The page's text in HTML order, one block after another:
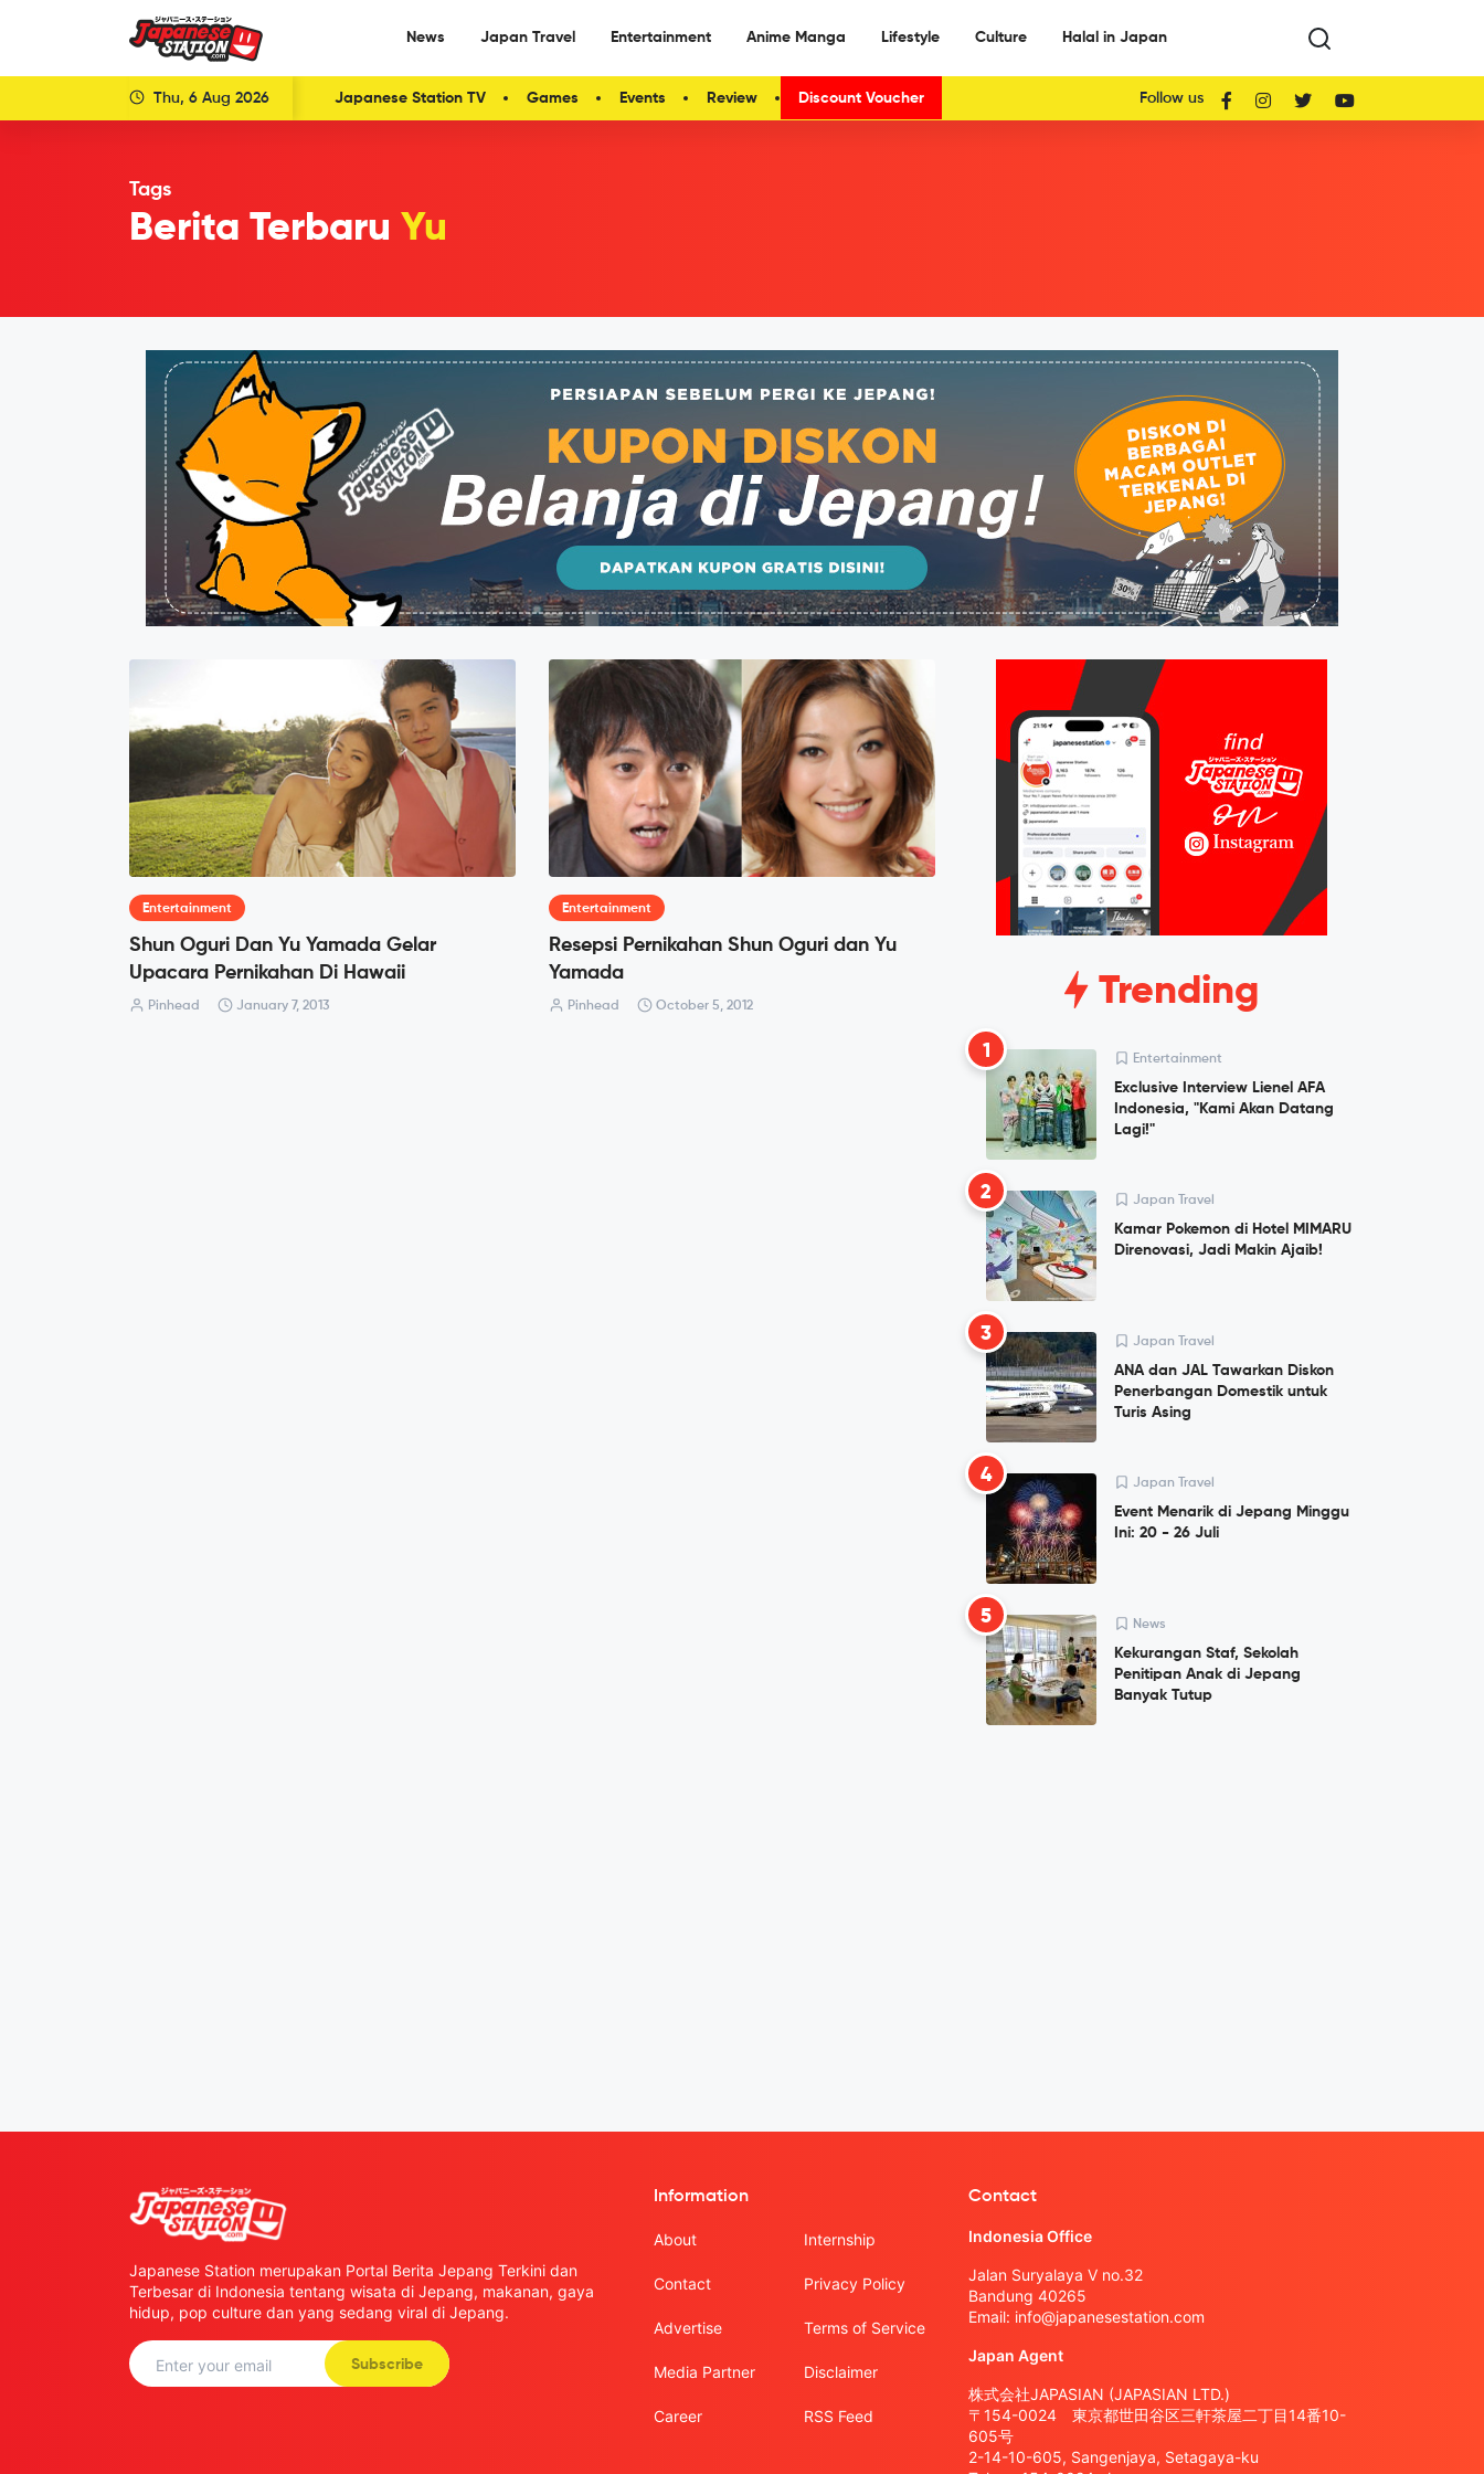
News Japan Travel Entertainment Anime Manga Lifestyle Culture Halal in Japan
Thu, 6 Aug 2026 Japanese Station TV Games Events Review Discount Voucher Follow us
Tags
Berita Terbaru Yu
Entertainment
Shun Oguri Dan Yu Yamada Gelar
Upacara Pernikahan Di Hawaii
Pinhead January 7, 2013
Entertainment
Resepsi Pernikahan Shun Oguri dan Yu
Yamada
Pinhead October 5, 2012 Trending
1 Entertainment
Exclusive Interview Lienel AFA
Indonesia, "Kami Akan Datang
Lagi!"
2 Japan Travel
Kamar Pokemon di Hotel MIMARU
Direnovasi, Jadi Makin Ajaib!
3 Japan Travel
ANA dan JAL Tawarkan Diskon
Penerbangan Domestik untuk
Turis Asing
4 Japan Travel
Event Menarik di Jepang Minggu
Ini: 20 - 26 Juli
5 News
Kekurangan Staf, Sekolah
Penitipan Anak di Jepang
Banyak Tutup
Japanese Station merupakan Portal Berita Jepang Terkini dan
Terbesar di Indonesia tentang wisata di Jepang, makanan, gaya
hidup, pop culture dan yang sedang viral di Jepang.
Subscribe
Information
About
Contact
Advertise
Media Partner
Career
Internship
Privacy Policy
Terms of Service
Disclaimer
RSS Feed
Contact
Indonesia Office
Jalan Suryalaya V no.32
Bandung 40265
Email: info@japanesestation.com
Japan Agent
株式会社JAPASIAN (JAPASIAN LTD.)
〒154-0024 東京都世田谷区三軒茶屋二丁目14番10-
605号
2-14-10-605, Sangenjaya, Setagaya-ku